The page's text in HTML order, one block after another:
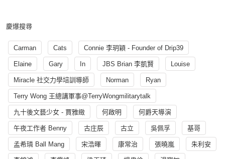
慶爆搜尋
Carman Cats Connie 李玥穎 - Founder of Drip39
Elaine Gary In JBS Brian 李凱賢 Louise
Miracle 社交力學培訓導師 Norman Ryan
Terry Wong 王總講軍事@TerryWongmilitarytalk
九十後文藝少女 - 賈雅緻 何啟明 何爵天導演
午夜工作者 Benny 古庄辰 古立 吳佩孚 基哥
孟希璘 Ball Mang 宋浩暉 康常治 張曉嵐 朱利安